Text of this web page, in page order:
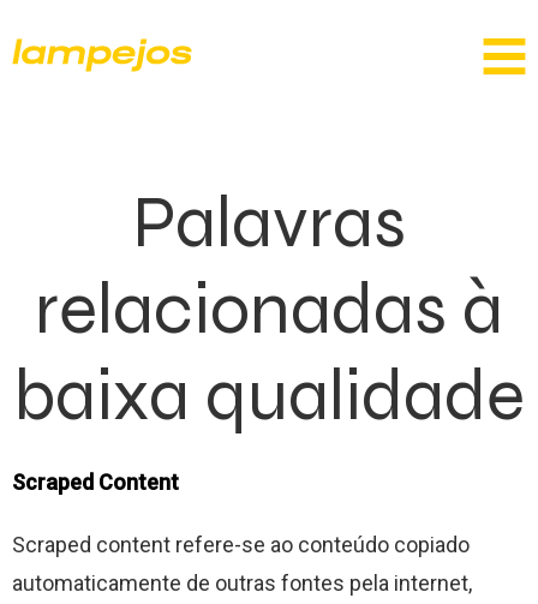
Palavras
relacionadas à
baixa qualidade
Scraped Content
Scraped content refere-se ao conteúdo copiado
automaticamente de outras fontes pela internet,